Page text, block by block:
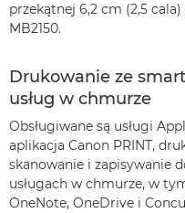
przekątnej 6,2 cm (2,5
MB2150.
Drukowanie ze
usług w chmurze
Obsługiwane są usługi
aplikacja Canon PRINT,
skanowanie i zapisywanie
usługach w chmurze, w
OneNote, OneDrive i